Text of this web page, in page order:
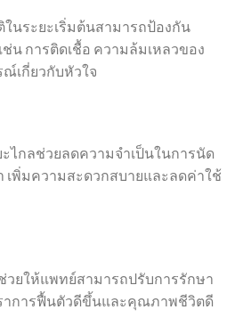
นระยะเริ่มต้นสามารถป้องกัน
น การติดเชื้อ ความล้มเหลวของ
เกี่ยวกับหัวใจ
ไกลช่วยลดความจำเป็นในการนัด
เพิ่มความสะดวกสบายและลดค่าใช้
ยให้แพทย์สามารถปรับการรักษา
าการฟื้นตัวดีขึ้นและคุณภาพชีวิตดี